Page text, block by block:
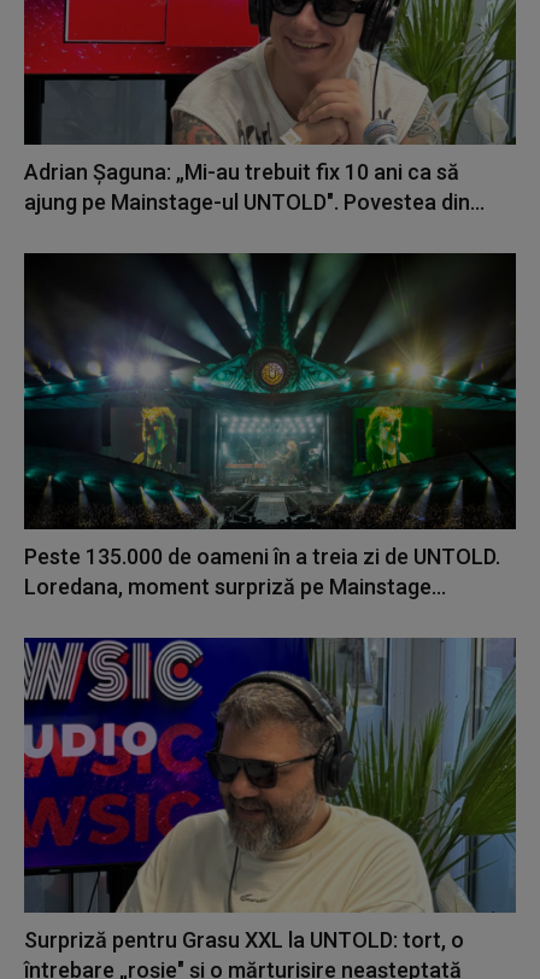
Adrian Șaguna: „Mi-au trebuit fix 10 ani ca să
ajung pe Mainstage-ul UNTOLD". Povestea din...
Peste 135.000 de oameni în a treia zi de UNTOLD.
Loredana, moment surpriză pe Mainstage...
Surpriză pentru Grasu XXL la UNTOLD: tort, o
întrebare „roșie" și o mărturisire neașteptată